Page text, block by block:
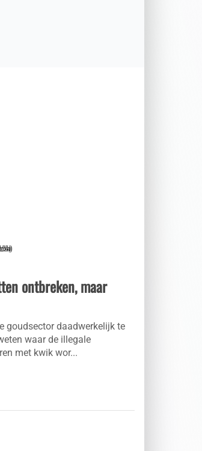
ontbreken, maar
goudsector daadwerkelijk te
waar de illegale
met kwik wor...